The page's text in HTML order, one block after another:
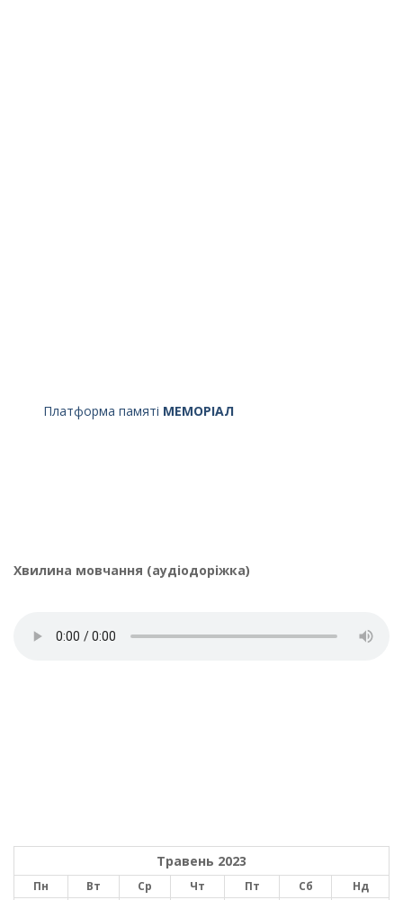
Платформа памяті МЕМОРІАЛ
Хвилина мовчання (аудіодоріжка)
Травень 2023
Пн Вт Ср Чт Пт Сб
Нд